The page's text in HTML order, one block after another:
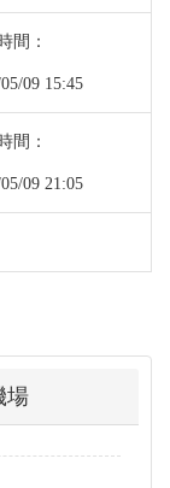
09 15:45
09 21:05
場